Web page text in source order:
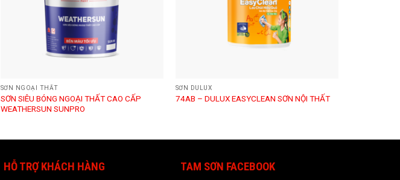
SƠN NGOẠI THẤT
SƠN SIÊU BÓNG NGOẠI THẤT CAO CẤP
WEATHERSUN SUNPRO
SƠN DULUX
74AB – DULUX EASYCLEAN SƠN NỘI THẤT
HỖ TRỢ KHÁCH HÀNG TAM SƠN FACEBOOK